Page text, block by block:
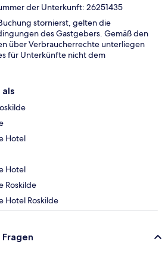
der Unterkunft: 26251435
stornierst, gelten die
des Gastgebers. Gemäß den
über Verbraucherrechte unterliegen
für Unterkünfte nicht dem
Hotel
Hotel
Roskilde
Hotel Roskilde